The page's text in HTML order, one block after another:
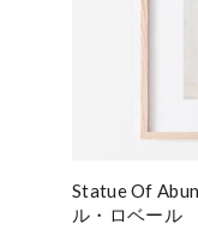
Statue Of
ル・ロベール